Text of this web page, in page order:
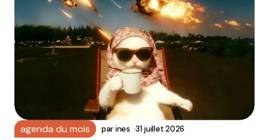
agenda du mois parines 31 juillet 2026